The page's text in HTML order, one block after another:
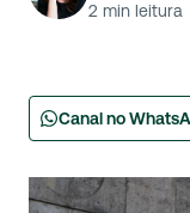
2 min leitura
Canal no